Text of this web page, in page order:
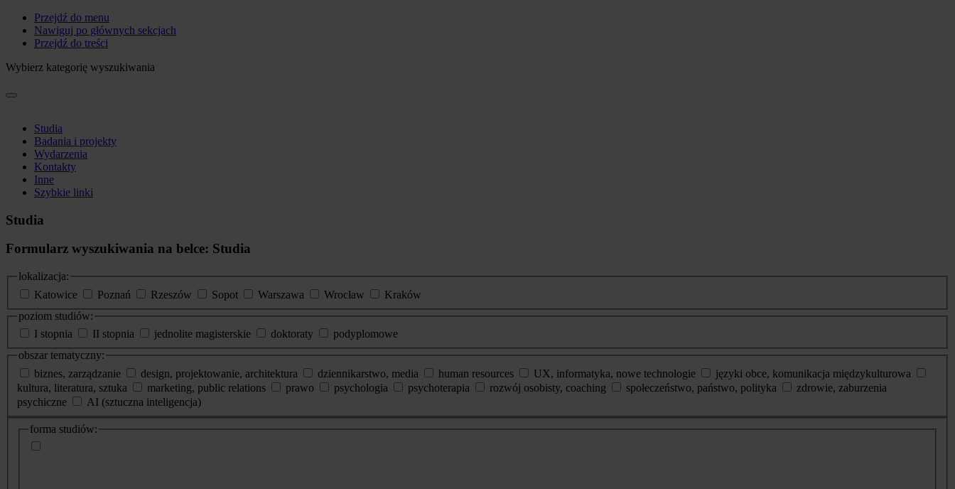
Przejdź do menu
Nawiguj po głównych sekcjach
Przejdź do treści
Wybierz kategorię wyszukiwania
Studia
Badania i projekty
Wydarzenia
Kontakty
Inne
Szybkie linki
Studia
Formularz wyszukiwania na belce: Studia
lokalizacja:
Katowice
Poznań Rzeszów Sopot Warszawa Wrocław
Kraków
poziom studiów:
I stopnia
II stopnia jednolite magisterskie doktoraty
podyplomowe
obszar tematyczny:
biznes, zarządzanie
design, projektowanie, architektura dziennikarstwo, media human resources UX, informatyka, nowe technologie
języki obce, komunikacja międzykulturowa
kultura, literatura, sztuka
marketing, public relations prawo psychologia psychoterapia rozwój osobisty, coaching społeczeństwo, państwo, polityka
zdrowie, zaburzenia
psychiczne
AI (sztuczna inteligencja)
dodatkowe
informacje
forma studiów: